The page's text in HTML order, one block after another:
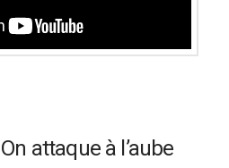
attaque à l’aube